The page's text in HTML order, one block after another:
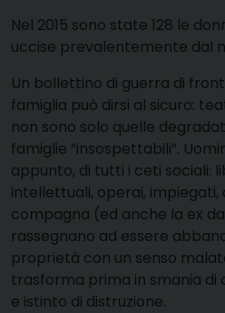
Nel 2015 sono state 128 le
uccise prevalentemente dal
Un bollettino di guerra di
famiglia può dirsi al sicuro:
non sono solo quelle
famiglie “insospettabili”.
appunto, di tutti i ceti sociali:
intellettuali, operai,
compagna (ed anche la ex
rassegnano ad essere
proprietà con un senso
trasforma prima in smania di
e istinto di distruzione.